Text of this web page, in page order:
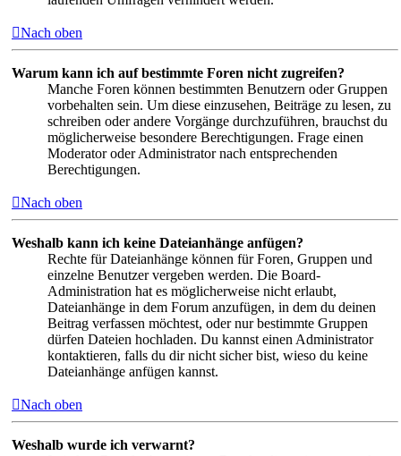
Nach oben
Warum kann ich auf bestimmte Foren nicht zugreifen?
Manche Foren können bestimmten Benutzern oder Gruppen
vorbehalten sein. Um diese einzusehen, Beiträge zu lesen, zu
schreiben oder andere Vorgänge durchzuführen, brauchst du
möglicherweise besondere Berechtigungen. Frage einen
Moderator oder Administrator nach entsprechenden
Berechtigungen.
Nach oben
Weshalb kann ich keine Dateianhänge anfügen?
Rechte für Dateianhänge können für Foren, Gruppen und
einzelne Benutzer vergeben werden. Die Board-
Administration hat es möglicherweise nicht erlaubt,
Dateianhänge in dem Forum anzufügen, in dem du deinen
Beitrag verfassen möchtest, oder nur bestimmte Gruppen
dürfen Dateien hochladen. Du kannst einen Administrator
kontaktieren, falls du dir nicht sicher bist, wieso du keine
Dateianhänge anfügen kannst.
Nach oben
Weshalb wurde ich verwarnt?